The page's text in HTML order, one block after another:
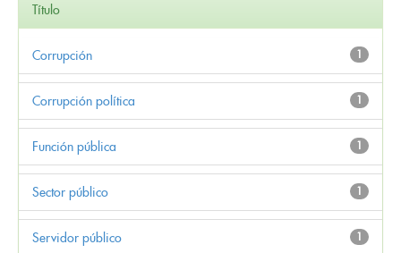
Título
1
Corrupción
1
Corrupción política
1
Función pública
1
Sector público
1
Servidor público